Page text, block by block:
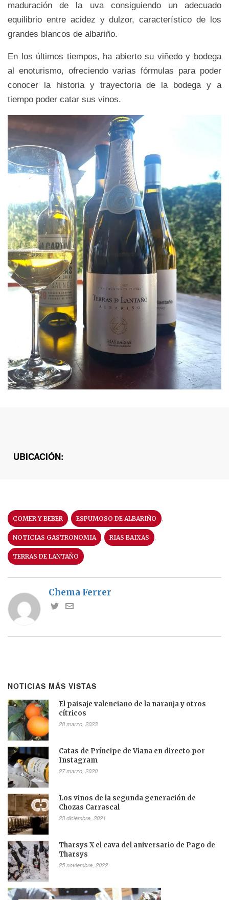
maduración de la uva consiguiendo un adecuado
equilibrio entre acidez y dulzor, característico de los
grandes blancos de albariño.
En los últimos tiempos, ha abierto su viñedo y bodega
al enoturismo, ofreciendo varias fórmulas para poder
conocer la historia y trayectoria de la bodega y a
tiempo poder catar sus vinos.
UBICACIÓN:
COMER Y BEBER ESPUMOSO DE ALBARIÑO
NOTICIAS GASTRONOMIA RIAS BAIXAS
TERRAS DE LANTAÑO
Chema Ferrer
NOTICIAS MÁS VISTAS
El paisaje valenciano de la naranja y otros
cítricos
28 marzo, 2023
Catas de Príncipe de Viana en directo por
Instagram
27 marzo, 2020
Los vinos de la segunda generación de
Chozas Carrascal
23 diciembre, 2021
Tharsys X el cava del aniversario de Pago de
Tharsys
25 noviembre, 2022